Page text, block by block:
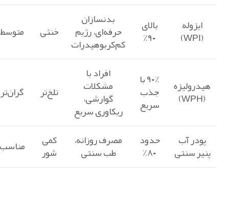
ایزوله
(WPI)
بالای
۹۰٪
بدنسازان
حرفه‌ای، رژیم
کم‌کربوهیدرات
خنثی متوسط
هیدرولیزه
(WPH)
۹۰٪ با
جذب
سریع
افراد با
مشکلات
گوارشی،
ریکاوری سریع
تلخ‌تر گران‌تر
پودر آب
پنیر سنتی
حدود
۸۰٪
مصرف روزانه،
طب سنتی
کمی
شور